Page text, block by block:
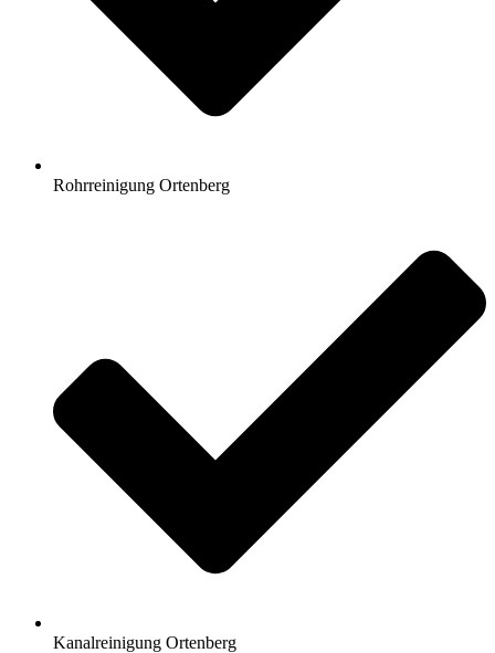
Rohrreinigung Ortenberg
Kanalreinigung Ortenberg